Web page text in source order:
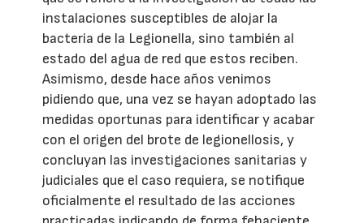
instalaciones susceptibles de alojar la
bacteria de la Legionella, sino también al
estado del agua de red que estos reciben.
Asimismo, desde hace años venimos
pidiendo que, una vez se hayan adoptado las
medidas oportunas para identificar y acabar
con el origen del brote de legionellosis, y
concluyan las investigaciones sanitarias y
judiciales que el caso requiera, se notifique
oficialmente el resultado de las acciones